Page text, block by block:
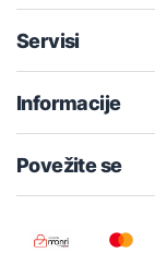
Servisi
Informacije
Povežite se